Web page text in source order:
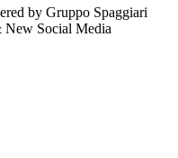
by Gruppo Spaggiari
New Social Media